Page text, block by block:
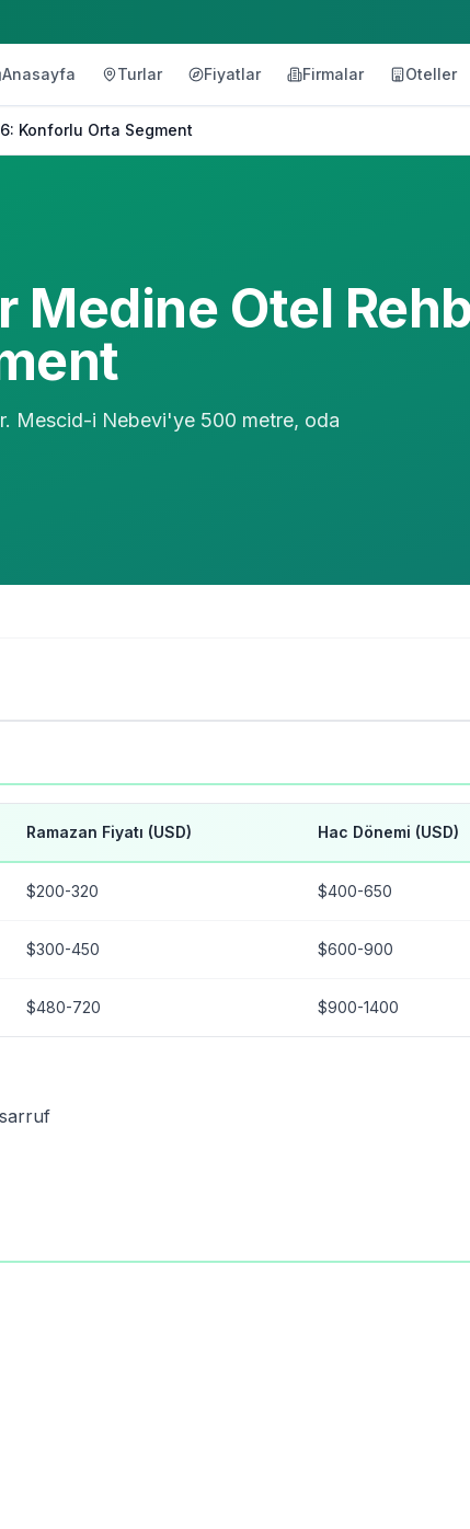
Anasayfa Turlar Fiyatlar Firmalar Oteller
Konforlu Orta Segment
Medine Otel
Mescid-i Nebevi'ye 500 metre, oda
Ramazan Fiyatı (USD) Hac Dönemi (USD)
$200-320 $400-650
$300-450 $600-900
$480-720 $900-1400